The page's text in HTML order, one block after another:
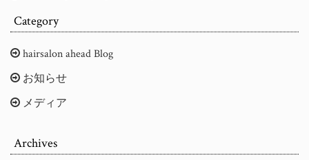
Category
hairsalon ahead Blog
お知らせ
メディア
Archives